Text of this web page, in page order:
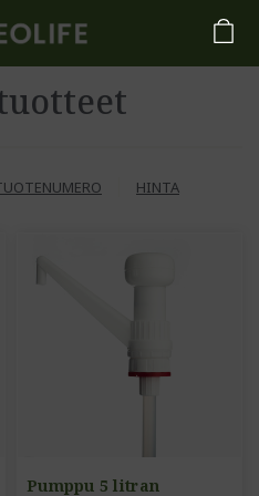
HINTA
Pumppu 5 litran